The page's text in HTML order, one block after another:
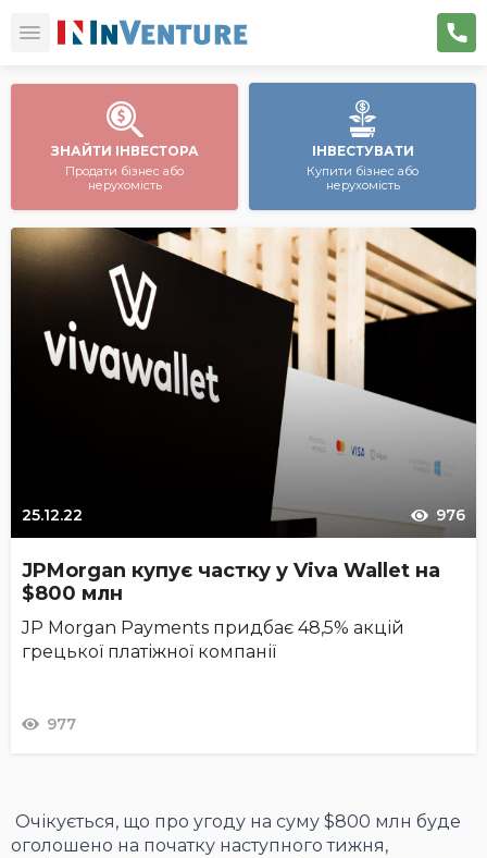
ЗНАЙТИ ІНВЕСТОРА
Продати бізнес або
нерухомість
ІНВЕСТУВАТИ
Купити бізнес або
нерухомість
25.12.22 976
JPMorgan купує частку у Viva Wallet на
$800 млн
JP Morgan Payments придбає 48,5% акцій
грецької платіжної компанії
977
Очікується, що про угоду на суму $800 млн буде
оголошено на початку наступного тижня,